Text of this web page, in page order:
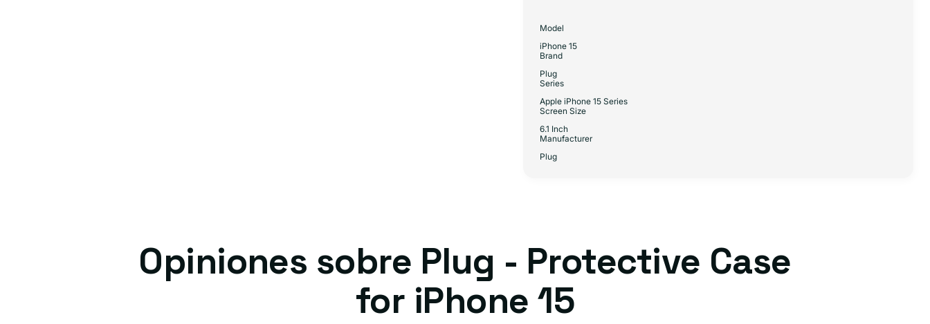
Model
iPhone 15
Brand
Plug
Series
Apple iPhone 15 Series
Screen Size
6.1 Inch
Manufacturer
Plug
Opiniones sobre Plug - Protective Case
for iPhone 15